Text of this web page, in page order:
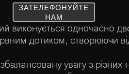
ЗАТЕЛЕФОНУЙТЕ
НАМ
виконується одночасно
дотиком, створюючи
увагу з різних